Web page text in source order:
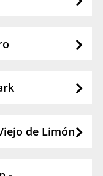
de Limón